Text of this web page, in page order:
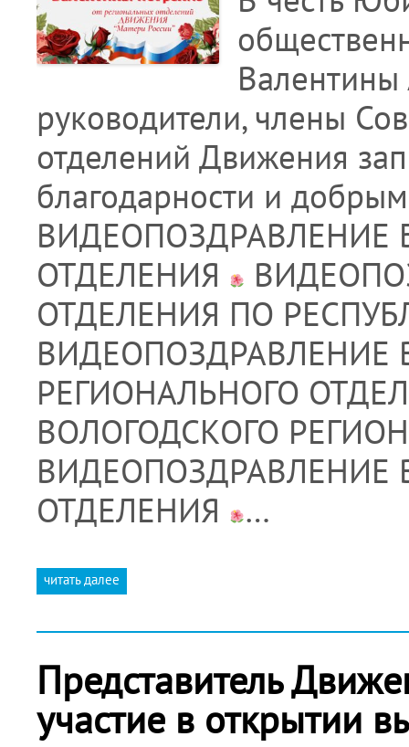
руководители, члены
отделений Движения
благодарности и
ВИДЕОПОЗДРАВЛЕНИЕ
ОТДЕЛЕНИЯ
ОТДЕЛЕНИЯ ПО
ВИДЕОПОЗДРАВЛЕНИЕ
РЕГИОНАЛЬНОГО
ВОЛОГОДСКОГО
ВИДЕОПОЗДРАВЛЕНИЕ
ОТДЕЛЕНИЯ
…
читать далее
Представитель
участие в открытии